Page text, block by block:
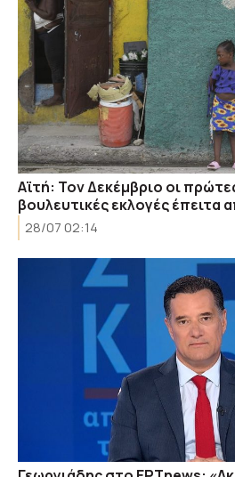
Αϊτή: Τον Δεκέμβριο οι
βουλευτικές εκλογές έπειτα
28/07 02:14